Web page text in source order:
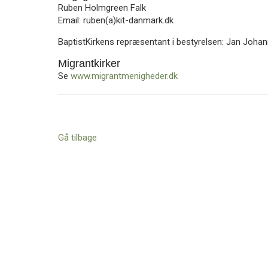
Inspiration
BaptistKirken
Ruben Holmgreen Falk
Email: ruben(a)kit-danmark.dk
BaptistKirkens repræsentant i bestyrelsen: Jan
Migrantkirker
Se www.migrantmenigheder.dk
Gå tilbage